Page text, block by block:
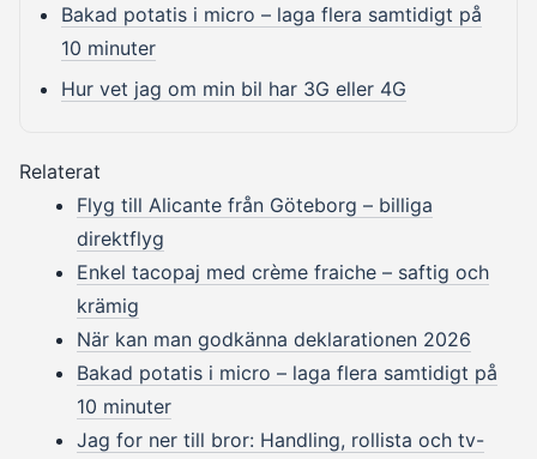
Bakad potatis i micro – laga flera samtidigt på
10 minuter
Hur vet jag om min bil har 3G eller 4G
Relaterat
Flyg till Alicante från Göteborg – billiga
direktflyg
Enkel tacopaj med crème fraiche – saftig och
krämig
När kan man godkänna deklarationen 2026
Bakad potatis i micro – laga flera samtidigt på
10 minuter
Jag for ner till bror: Handling, rollista och tv-